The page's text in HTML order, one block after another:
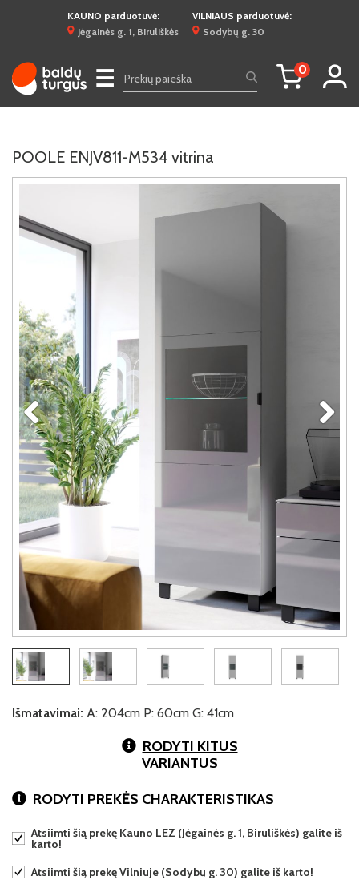
KAUNO parduotuvė:
Jėgainės g. 1, Biruliškės
VILNIAUS parduotuvė:
Sodybų g. 30
☰ 0
POOLE ENJV811-M534 vitrina
Išmatavimai: A: 204cm P: 60cm G: 41cm
RODYTI KITUS
VARIANTUS
RODYTI PREKĖS CHARAKTERISTIKAS
Atsiimti šią prekę Kauno LEZ (Jėgainės g. 1, Biruliškės) galite iš
karto!
Atsiimti šią prekę Vilniuje (Sodybų g. 30) galite iš karto!